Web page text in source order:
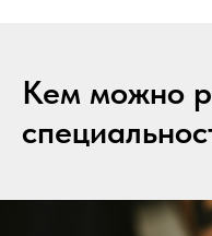
Кем можно